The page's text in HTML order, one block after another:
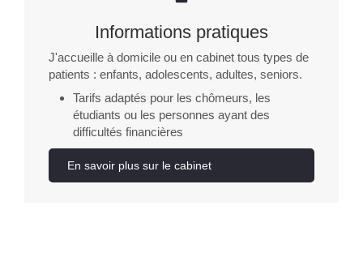
Informations pratiques
J'accueille à domicile ou en cabinet tous types de
patients : enfants, adolescents, adultes, seniors.
Tarifs adaptés pour les chômeurs, les
étudiants ou les personnes ayant des
difficultés financières
En savoir plus sur le cabinet